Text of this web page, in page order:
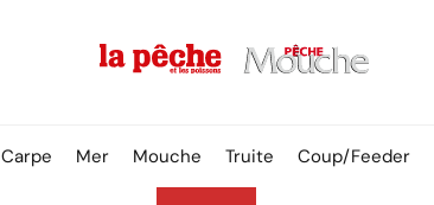
Carpe Mer Mouche Truite Coup/Feeder